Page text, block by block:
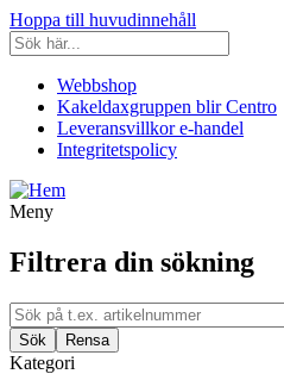
Hoppa till huvudinnehåll
Webbshop
Kakeldaxgruppen blir Centro
Leveransvillkor e-handel
Integritetspolicy
Meny
Filtrera din sökning
Kategori